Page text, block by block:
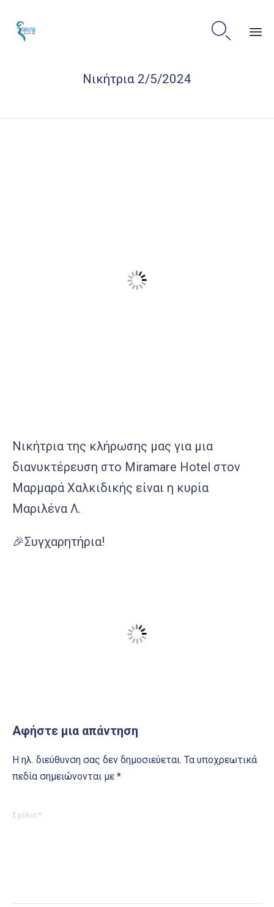

Νικήτρια 2/5/2024
Νικήτρια της κλήρωσης μας για μια
διανυκτέρευση στο Miramare Hotel στον
Μαρμαρά Χαλκιδικής είναι η κυρία
Μαριλένα Λ.
🎉Συγχαρητήρια!
Αφήστε μια απάντηση
Η ηλ. διεύθυνση σας δεν δημοσιεύεται. Τα υποχρεωτικά
πεδία σημειώνονται με *
Σχόλιο *